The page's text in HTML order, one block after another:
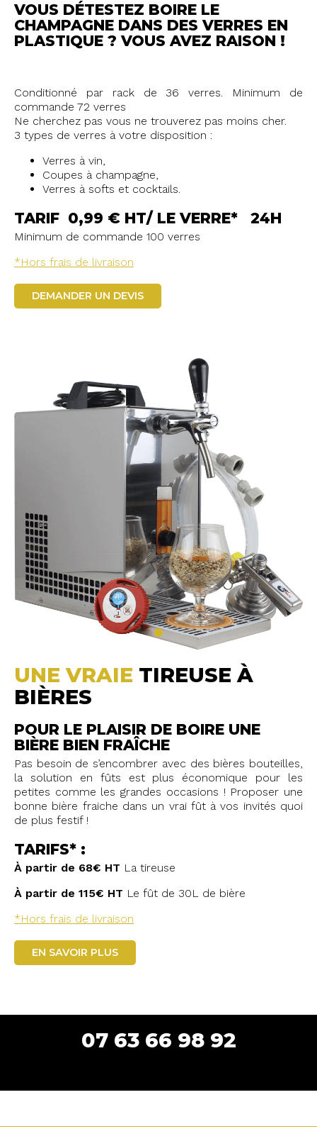
VOUS DÉTESTEZ BOIRE LE
CHAMPAGNE DANS DES VERRES EN
PLASTIQUE ? VOUS AVEZ RAISON !
Conditionné par rack de 36 verres. Minimum de
commande 72 verres
Ne cherchez pas vous ne trouverez pas moins cher.
3 types de verres à votre disposition :
Verres à vin,
Coupes à champagne,
Verres à softs et cocktails.
TARIF 0,99 € HT/ LE VERRE* 24H
Minimum de commande 100 verres
*Hors frais de livraison
DEMANDER UN DEVIS
UNE VRAIE TIREUSE À
BIÈRES
POUR LE PLAISIR DE BOIRE UNE
BIÈRE BIEN FRAÎCHE
Pas besoin de s’encombrer avec des bières bouteilles,
la solution en fûts est plus économique pour les
petites comme les grandes occasions ! Proposer une
bonne bière fraiche dans un vrai fût à vos invités quoi
de plus festif !
TARIFS* :
À partir de 68€ HT La tireuse
À partir de 115€ HT Le fût de 30L de bière
*Hors frais de livraison
EN SAVOIR PLUS
07 63 66 98 92